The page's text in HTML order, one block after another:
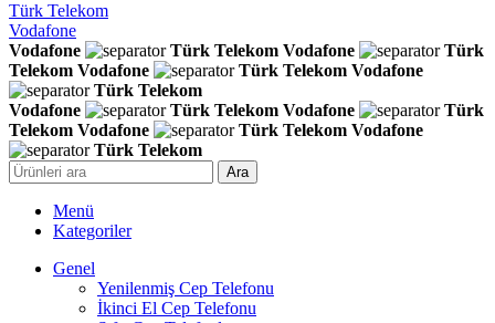
Türk Telekom
Vodafone
Vodafone
Türk Telekom Vodafone
Türk
Telekom Vodafone Türk Telekom Vodafone
Türk Telekom
Vodafone
Türk Telekom Vodafone
Türk
Telekom Vodafone Türk Telekom Vodafone
Türk Telekom
Ara
Menü
Kategoriler
Genel
Yenilenmiş Cep Telefonu
İkinci El Cep Telefonu